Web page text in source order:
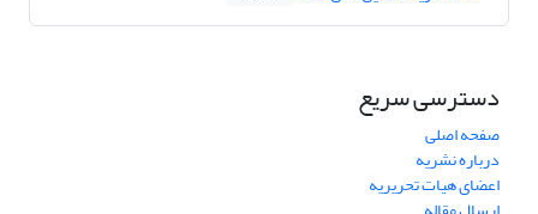
دسترسی سریع
صفحه اصلی
درباره نشریه
اعضای هیات تحریریه